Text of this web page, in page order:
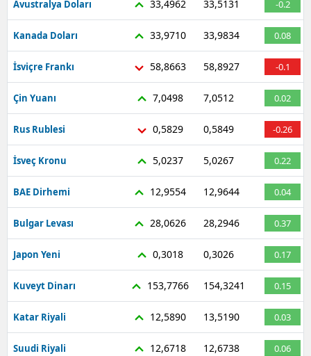
Avustralya Doları 33,4962 33,5131 -0.2
Kanada Doları 33,9710 33,9834 0.08
İsviçre Frankı 58,8663 58,8927 -0.1
Çin Yuanı 7,0498 7,0512 0.02
Rus Rublesi 0,5829 0,5849 -0.26
İsveç Kronu 5,0237 5,0267 0.22
BAE Dirhemi 12,9554 12,9644 0.04
Bulgar Levası 28,0626 28,2946 0.37
Japon Yeni 0,3018 0,3026 0.17
Kuveyt Dinarı 153,7766 154,3241 0.15
Katar Riyali 12,5890 13,5190 0.03
Suudi Riyali 12,6718 12,6738 0.06